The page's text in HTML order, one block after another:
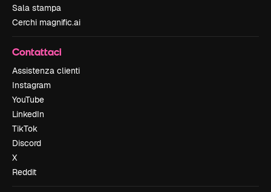
Sala stampa
Cerchi magnific.ai
Contattaci
Assistenza clienti
Instagram
YouTube
LinkedIn
TikTok
Discord
X
Reddit